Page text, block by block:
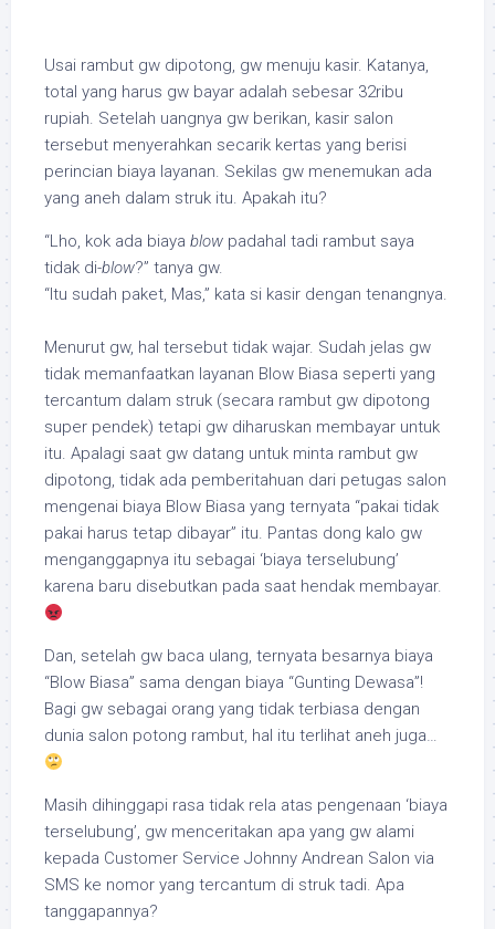
Usai rambut gw dipotong, gw menuju kasir. Katanya,
total yang harus gw bayar adalah sebesar 32ribu
rupiah. Setelah uangnya gw berikan, kasir salon
tersebut menyerahkan secarik kertas yang berisi
perincian biaya layanan. Sekilas gw menemukan ada
yang aneh dalam struk itu. Apakah itu?
“Lho, kok ada biaya blow padahal tadi rambut saya
tidak di-blow?” tanya gw.
“Itu sudah paket, Mas,” kata si kasir dengan tenangnya.
Menurut gw, hal tersebut tidak wajar. Sudah jelas gw
tidak memanfaatkan layanan Blow Biasa seperti yang
tercantum dalam struk (secara rambut gw dipotong
super pendek) tetapi gw diharuskan membayar untuk
itu. Apalagi saat gw datang untuk minta rambut gw
dipotong, tidak ada pemberitahuan dari petugas salon
mengenai biaya Blow Biasa yang ternyata “pakai tidak
pakai harus tetap dibayar” itu. Pantas dong kalo gw
menganggapnya itu sebagai ‘biaya terselubung’
karena baru disebutkan pada saat hendak membayar.
Dan, setelah gw baca ulang, ternyata besarnya biaya
“Blow Biasa” sama dengan biaya “Gunting Dewasa”!
Bagi gw sebagai orang yang tidak terbiasa dengan
dunia salon potong rambut, hal itu terlihat aneh juga…
Masih dihinggapi rasa tidak rela atas pengenaan ‘biaya
terselubung’, gw menceritakan apa yang gw alami
kepada Customer Service Johnny Andrean Salon via
SMS ke nomor yang tercantum di struk tadi. Apa
tanggapannya?